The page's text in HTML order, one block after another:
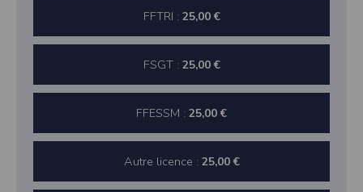
FFTRI : 25,00 €
FSGT : 25,00 €
FFESSM : 25,00 €
Autre licence : 25,00 €